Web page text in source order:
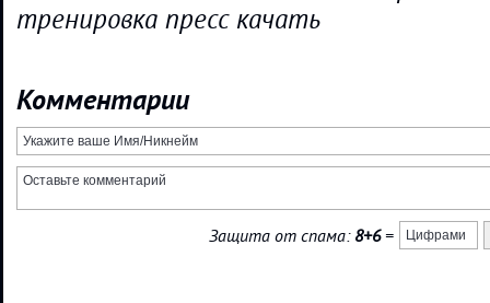
тренировка пресс качать
Комментарии
Защита от спама: 8+6=